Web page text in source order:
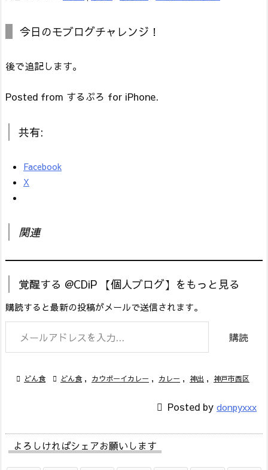
今日のモブログチャレンジ！
後で追記します。
Posted from するぷろ for iPhone.
共有:
Facebook
X
関連
覚醒する @CDiP 【個人ブログ】をもっと見る
購読すると最新の投稿がメールで送信されます。
メールアドレスを入力...
購読
 どん食  どん食 , カウボーイカレー , カレー , 神出 , 神戸市西区
 Posted by donpyxxx
よろしければシェアお願いします